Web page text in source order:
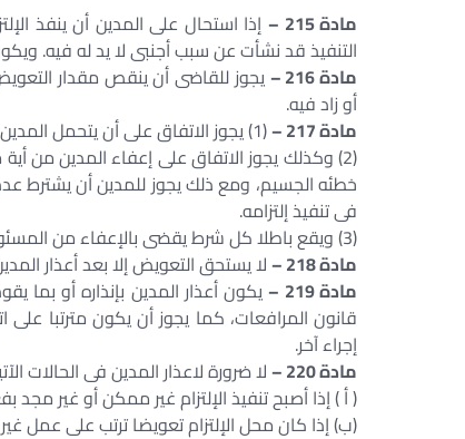
مادة 215 –
إذا استحال على المدين أن ينفذ
التنفيذ قد نشأت عن سبب أجنبى لا يد له فيه.
مادة 216 –
يجوز للقاضى أن ينقص مقدار
أو زاد فيه.
مادة 217 –
(1) يجوز الاتفاق على أن يتحمل المدين تبعة الحادث المفاجئ والقوة القاهرة.
(2) وكذلك يجوز الاتفاق على إعفاء المدين من
خطئه الجسيم، ومع ذلك يجوز للمدين أن
فى تنفيذ إلتزامه.
(3) ويقع باطلا كل شرط يقضى بالإعفاء من المسئولية المترتبة على العمل غير المشروع.
مادة 218 –
لا يستحق التعويض إلا بعد أعذار
مادة 219 –
يكون أعذار المدين بإنذاره أو بما
قانون المرافعات، كما يجوز أن يكون مترتبا
إجراء آخر.
مادة 220 –
لا ضرورة لاعذار المدين فى الحالات
( أ ) إذا أصبح تنفيذ الإلتزام غير ممكن أو غير مجد
(ب) إذا كان محل الإلتزام تعويضا ترتب على عمل